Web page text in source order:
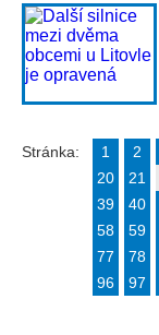
Stránka: 1 2
20
21
39
40
58
59
77
78
96
97